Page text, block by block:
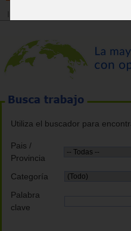
Utiliza el buscador para
Pais /
Provincia
Categoría
Palabra
clave